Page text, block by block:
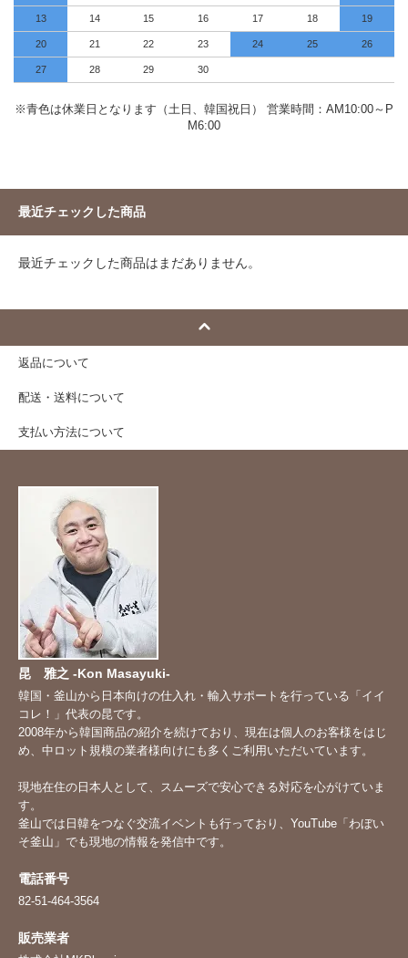
13 14 15 16 17 18 19
20 21 22 23 24 25 26
27 28 29 30
※青色は休業日となります（土日、韓国祝日） 営業時間：AM10:00～P
M6:00
最近チェックした商品
最近チェックした商品はまだありません。
返品について
配送・送料について
支払い方法について
昆 雅之 -Kon Masayuki-
韓国・釜山から日本向けの仕入れ・輸入サポートを行っている「イイ
コレ！」代表の昆です。
2008年から韓国商品の紹介を続けており、現在は個人のお客様をはじ
め、中ロット規模の業者様向けにも多くご利用いただいています。
現地在住の日本人として、スムーズで安心できる対応を心がけていま
す。
釜山では日韓をつなぐ交流イベントも行っており、YouTube「 わぼい
そ釜山 」でも現地の情報を発信中です。
電話番号
82-51-464-3564
販売業者